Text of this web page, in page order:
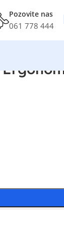
Pozovite nas
061 778 444